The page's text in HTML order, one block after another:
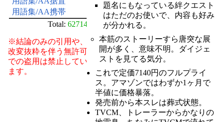
用語集/AA携帯
Total: 62714
※結論のみの引用や、
改変抜粋を伴う無許可
での盗用は禁止してい
ます。
題名にもなっている絆クエスト
はただのお使いで、内容も好み
が分かれる。
本筋のストーリーすら唐突な展
開が多く、意味不明。ダイジェ
ストを見てる気分。
これで定価7140円のフルプライ
ス。アマゾンではわずか1ヶ月で
半値に価格暴落。
発売前から本スレは葬式状態。
TVCM、トレーラーからかなりの